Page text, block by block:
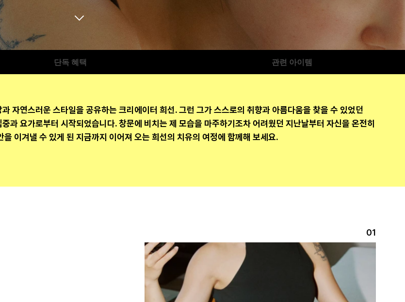
.
단독 혜택 관련 아이템
자연스러운 스타일을 공유하는 크리에이터 희선. 그런 그가 스스로의 취향과 아름다움을 찾을 수 있었던
과 요가로부터 시작되었습니다. 창문에 비치는 제 모습을 마주하기조차 어려웠던 지난날부터 자신을 온전히
을 이겨낼 수 있게 된 지금까지 이어져 오는 희선의 치유의 여정에 함께해 보세요.
01
으로 하고 있어요.
크리에이터 희선